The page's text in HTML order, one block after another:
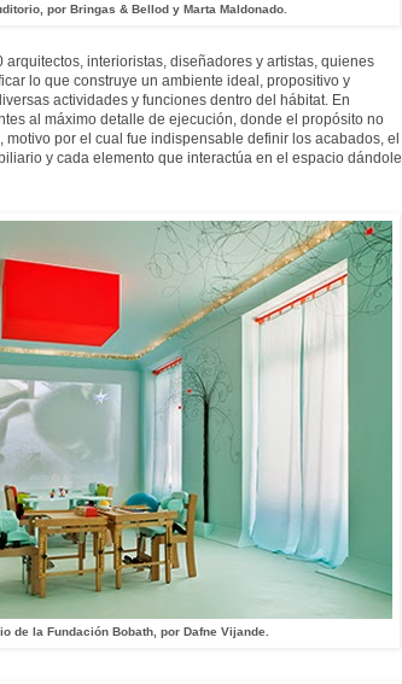
por Bringas & Bellod y Marta Maldonado.
interioristas, diseñadores y artistas, quienes
lo que construye un ambiente ideal, propositivo y
actividades y funciones dentro del hábitat. En
al máximo detalle de ejecución, donde el propósito no
por el cual fue indispensable definir los acabados, el
y cada elemento que interactúa en el espacio dándole
de la Fundación Bobath, por Dafne Vijande.